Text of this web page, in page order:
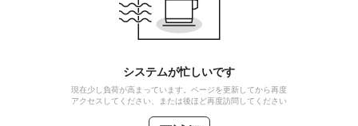
システムが忙しいです
現在少し負荷が高まっています。ページを更新してから再度
アクセスしてください、または後ほど再度訪問してください